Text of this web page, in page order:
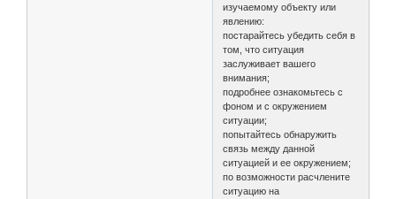
изучаемому объекту или
явлению:
постарайтесь убедить себя в
том, что ситуация
заслуживает вашего
внимания;
подробнее ознакомьтесь с
фоном и с окружением
ситуации;
попытайтесь обнаружить
связь между данной
ситуацией и ее окружением;
по возможности расчлените
ситуацию на